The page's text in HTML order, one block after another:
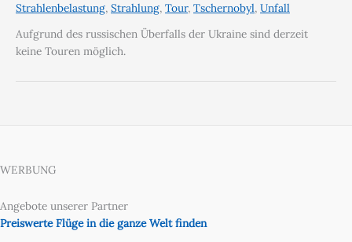
Strahlenbelastung, Strahlung, Tour, Tschernobyl, Unfall
Aufgrund des russischen Überfalls der Ukraine sind derzeit
keine Touren möglich.
WERBUNG
Angebote unserer Partner
Preiswerte Flüge in die ganze Welt finden